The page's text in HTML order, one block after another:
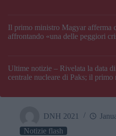
Il primo ministro Magyar afferma
affrontando «una delle peggiori
Ultime notizie – Rivelata la data
centrale nucleare di Paks; il primo
DNH 2021
Notizie flash